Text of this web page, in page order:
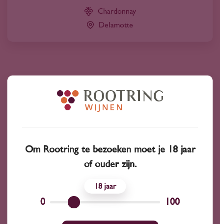
Chardonnay
Delamotte
Bekijk ook
Rotkäppchen
Wingara Château Lafite-Rothschild
Om Rootring te bezoeken moet je 18 jaar
of ouder zijn.
0
18
100